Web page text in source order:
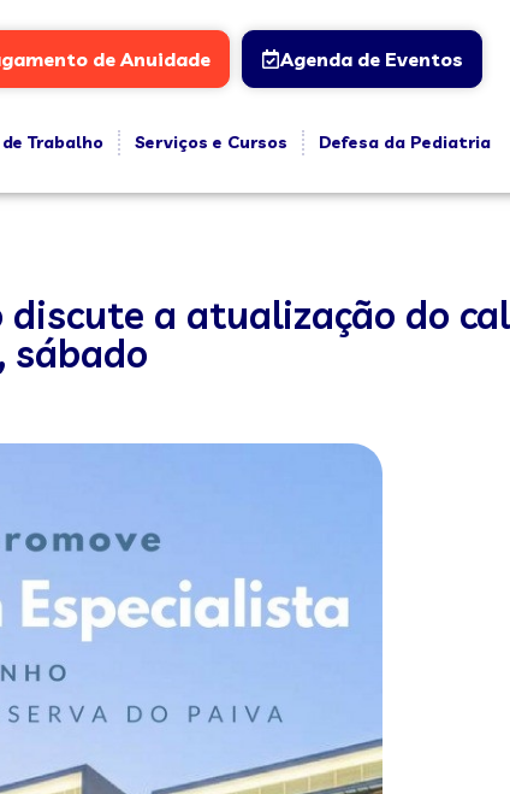
de Anuidade Agenda de Eventos
Trabalho Serviços e Cursos
Defesa da Pediatria
a atualização do
sábado